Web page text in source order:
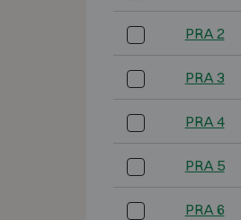
PRA 2
PRA 3
PRA 4
PRA 5
PRA 6